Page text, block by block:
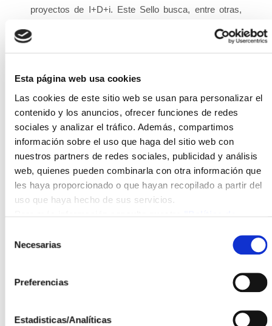
Esta página web usa cookies
Las cookies de este sitio web se usan para personalizar el
contenido y los anuncios, ofrecer funciones de redes
sociales y analizar el tráfico. Además, compartimos
información sobre el uso que haga del sitio web con
nuestros partners de redes sociales, publicidad y análisis
web, quienes pueden combinarla con otra información que
les haya proporcionado o que hayan recopilado a partir del
uso que haya hecho de sus servicios.
Necesarias
Preferencias
Estadisticas/Analíticas
proyectos de I+D+i. Este Sello busca, entre otras,
identificación y ayudar a la formulación posterior de
políticas específicas, siempre en concordancia con
pretende establecer vehículos que permitan el
crecimiento y la sostenibilidad de las pymes que
apuestan por la innovación.
Constituido en el año 2006, ISFOC se creó como una
la energía fotovoltaica de concentración en todos sus
ámbitos. Desde entonces, su participación en
internacional ha permitido que ISFOC se considere